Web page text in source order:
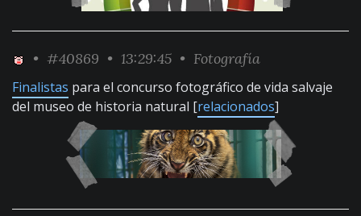
• #40869 • 13:29:45 • Fotografía
Finalistas para el concurso fotográfico de vida salvaje
del museo de historia natural [relacionados]